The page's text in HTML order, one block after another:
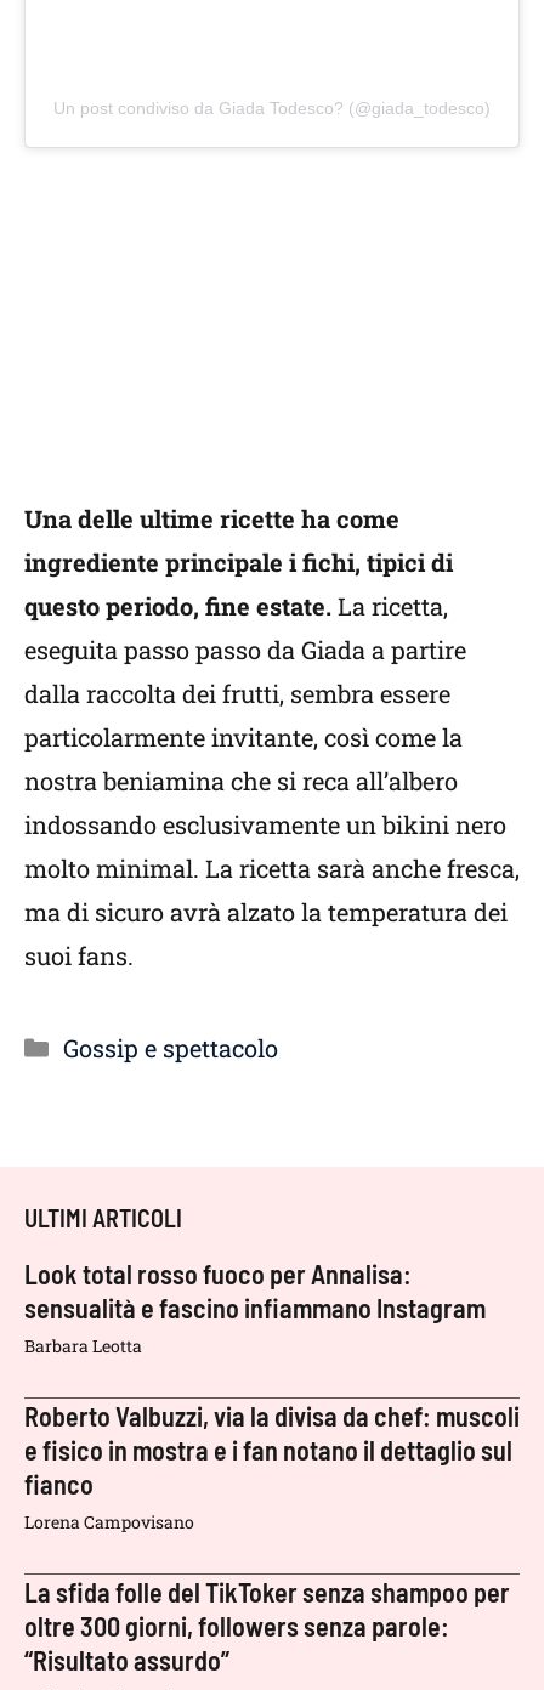
Un post condiviso da Giada Todesco? (@giada_todesco)
Una delle ultime ricette ha come
ingrediente principale i fichi, tipici di
questo periodo, fine estate.La ricetta,
eseguita passo passo da Giada a partire
dalla raccolta dei frutti, sembra essere
particolarmente invitante, così come la
nostra beniamina che si reca all’albero
indossando esclusivamente un bikini nero
molto minimal. La ricetta sarà anche fresca,
ma di sicuro avrà alzato la temperatura dei
suoi fans.
Categorie
Gossip e spettacolo
ULTIMI ARTICOLI
Look total rosso fuoco per Annalisa:
sensualità e fascino infiammano Instagram
Barbara Leotta
Roberto Valbuzzi, via la divisa da chef: muscoli
e fisico in mostra e i fan notano il dettaglio sul
fianco
Lorena Campovisano
La sfida folle del TikToker senza shampoo per
oltre 300 giorni, followers senza parole:
“Risultato assurdo”